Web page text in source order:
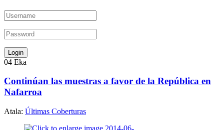
04 Eka
Continúan las muestras a favor de la República en
Nafarroa
Atala: Últimas Coberturas